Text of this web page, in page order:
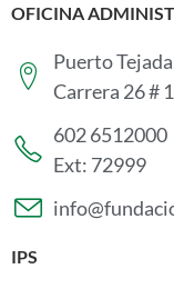
OFICINA
Puerto
Carrera 26 #
602 6512000
Ext: 72999
IPS